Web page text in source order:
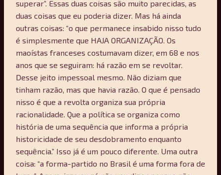
superar”. Essas duas coisas são muito parecidas, as
duas coisas que eu poderia dizer. Mas há ainda
outras coisas: “o que permanece insabido nisso tudo
é simplesmente que HAJA ORGANIZAÇÃO. Os
maoístas franceses costumavam dizer, em 68 e nos
anos que se seguiram: há razão em se revoltar.
Desse jeito impessoal mesmo. Não diziam que
tinham razão, mas que havia razão. O que é pensado
nisso é que a revolta organiza sua própria
racionalidade. Que a política se organiza como
história de uma sequência que informa a própria
historicidade de seu desdobramento enquanto
sequência.” Isso já é um pouco diferente. Uma outra
coisa: “a forma-partido no Brasil é uma forma fora de